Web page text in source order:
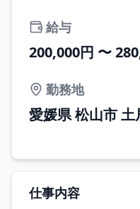
給与
200,000円 〜
勤務地
愛媛県 松山市 土
仕事内容